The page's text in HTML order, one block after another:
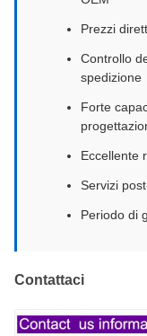
Prezzi
Controllo
spedizione
Forte
Eccellente
Servizi
Periodo di
Contattaci